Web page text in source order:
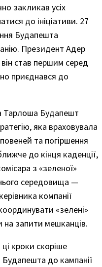
закликав усіх
до ініціативи. 27
Будапешта
Президент Адер
став першим серед
приєднався до
Тарлоша Будапешт
яка враховувала
та погіршення
до кінця каденції,
з «зеленої»
середовища —
компанії
«зелені»
запити мешканців.
кроки скоріше
до кампанії